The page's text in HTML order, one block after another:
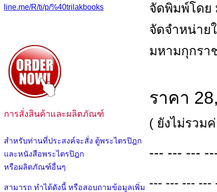
line.me/R/ti/p/%40trilakbooks
การสั่งสินค้าและผลิตภัณฑ์
สำหรับท่านที่ประสงค์จะสั่ง ตู้พระไตรปิฎก
และหนังสือพระไตรปิฎก
หรือผลิตภัณฑ์อื่นๆ
สามารถ ทำได้ดังนี้ หรือสอบถามข้อมูลเพิ่ม
จัดพิมพ์โดย
จัดจำหน่าย
มหามกุกรา
ราคา
( ยังไม่รวม
--- --- ---
--- --- --- ---